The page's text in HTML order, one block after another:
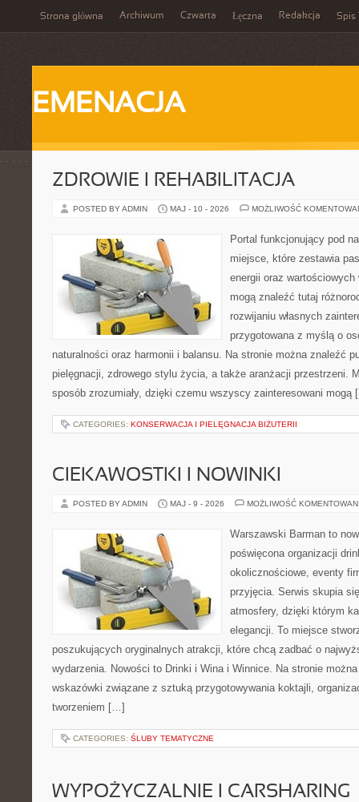
Strona główna Archiwum Czwarta Łęczna Redakcja Spis
EMENACJA
ZDROWIE I REHABILITACJA
POSTED BY ADMIN MAJ - 10 - 2026 MOŻLIWOŚĆ
Portal funkcjonujący pod
miejsce, które zestawia
energii oraz
mogą znaleźć tutaj
rozwijaniu własnych
przygotowana z myślą o
naturalności oraz harmonii i balansu. Na stronie można znaleźć
pielęgnacji, zdrowego stylu życia, a także aranżacji przestrzeni.
sposób zrozumiały, dzięki czemu wszyscy zainteresowani
CATEGORIES: KONSERWACJA I PIELĘGNACJA BIŻUTERII
CIEKAWOSTKI I NOWINKI
POSTED BY ADMIN MAJ - 9 - 2026 MOŻLIWOŚĆ
Warszawski Barman to
poświęcona organizacji
okolicznościowe, eventy
przyjęcia. Serwis skupia
atmosfery, dzięki którym
elegancji. To miejsce
poszukujących oryginalnych atrakcji, które chcą zadbać o
wydarzenia. Nowości to Drinki i Wina i Winnice. Na stronie
wskazówki związane z sztuką przygotowywania koktajli,
tworzeniem […]
CATEGORIES: ŚLUBY TEMATYCZNE
WYPOŻYCZALNIE I CARSHARING